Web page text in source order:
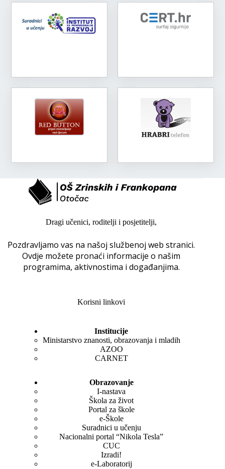
Dragi učenici, roditelji i posjetitelji,
Pozdravljamo vas na našoj službenoj web stranici.
Ovdje možete pronaći informacije o našim
programima, aktivnostima i događanjima.
Korisni linkovi
Institucije
Ministarstvo znanosti, obrazovanja i mladih
AZOO
CARNET
Obrazovanje
I-nastava
Škola za život
Portal za škole
e-Škole
Suradnici u učenju
Nacionalni portal “Nikola Tesla”
CUC
Izradi!
e-Laboratorij